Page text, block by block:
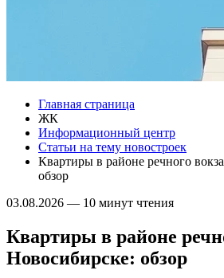
Главная страница
ЖК
Информационный центр
Статьи на тему новостроек
Квартиры в районе речного
обзор
03.08.2026 — 10 минут чтения
Квартиры в районе
Новосибирске: обзор